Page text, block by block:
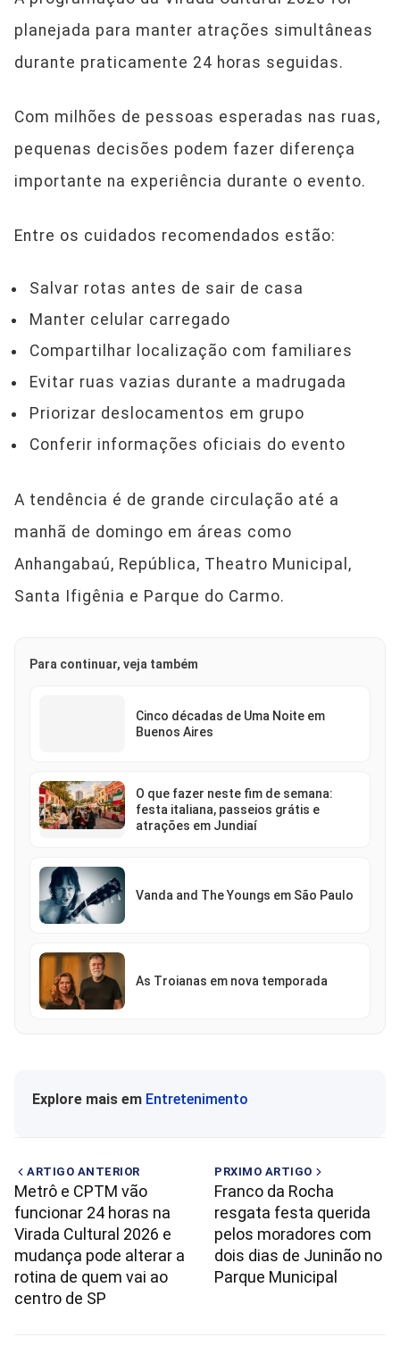
planejada para manter atrações simultâneas
durante praticamente 24 horas seguidas.
Com milhões de pessoas esperadas nas ruas,
pequenas decisões podem fazer diferença
importante na experiência durante o evento.
Entre os cuidados recomendados estão:
Salvar rotas antes de sair de casa
Manter celular carregado
Compartilhar localização com familiares
Evitar ruas vazias durante a madrugada
Priorizar deslocamentos em grupo
Conferir informações oficiais do evento
A tendência é de grande circulação até a
manhã de domingo em áreas como
Anhangabaú, República, Theatro Municipal,
Santa Ifigênia e Parque do Carmo.
Para continuar, veja também
Cinco décadas de Uma Noite em
Buenos Aires
O que fazer neste fim de semana:
festa italiana, passeios grátis e
atrações em Jundiaí
Vanda and The Youngs em São Paulo
As Troianas em nova temporada
Explore mais em Entretenimento
ARTIGO ANTERIOR
Metrô e CPTM vão
funcionar 24 horas na
Virada Cultural 2026 e
mudança pode alterar a
rotina de quem vai ao
centro de SP
PRXIMO ARTIGO
Franco da Rocha
resgata festa querida
pelos moradores com
dois dias de Juninão no
Parque Municipal